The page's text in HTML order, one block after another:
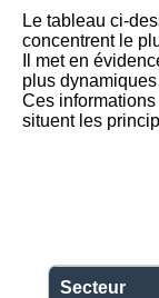
Le tableau ci-
concentrent le
Il met en
plus
Ces
situent les
Secteur